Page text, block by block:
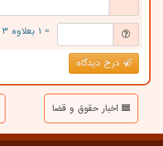
= ۱ بعلاوه ۳
درج دیدگاه
اخبار حقوق و قضا